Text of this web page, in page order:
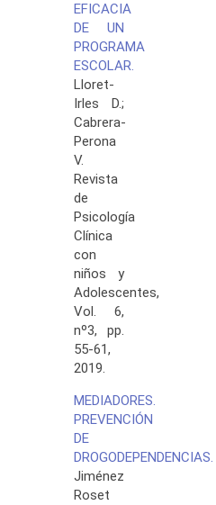
EFICACIA
DE UN
PROGRAMA
ESCOLAR.
Lloret-
Irles D.;
Cabrera-
Perona
V.
Revista
de
Psicología
Clínica
con
niños y
Adolescentes,
Vol. 6,
nº3, pp.
55-61,
2019.
MEDIADORES.
PREVENCIÓN
DE
DROGODEPENDENCIAS.
Jiménez
Roset